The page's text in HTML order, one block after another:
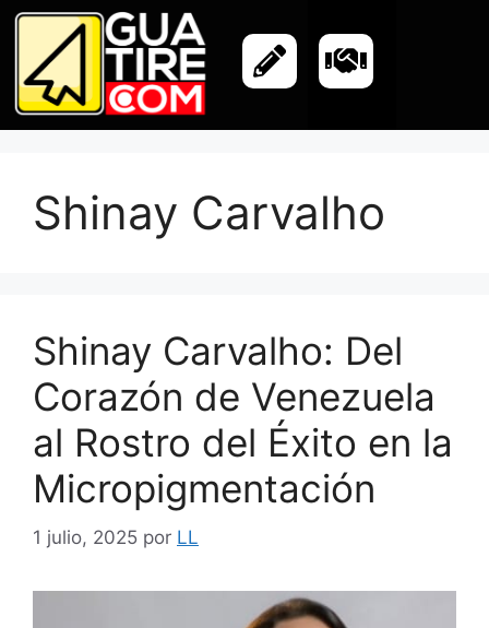
Shinay Carvalho
Shinay Carvalho: Del
Corazón de Venezuela
al Rostro del Éxito en la
Micropigmentación
1 julio, 2025 por LL